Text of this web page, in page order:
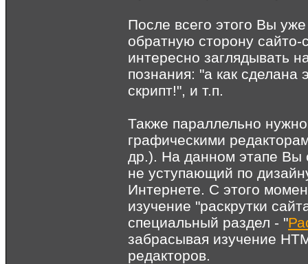
После всего этого Вы
обратную сторону
интересно заглядывать
познания: "а как
скрипт!", и т.п.
Также параллельно
графическими
др.). На данном этапе Вы
не уступающий по
Интернете. С этого
изучение "раскрутки
специальный раздел - "
забрасывая изучение
редакторов.